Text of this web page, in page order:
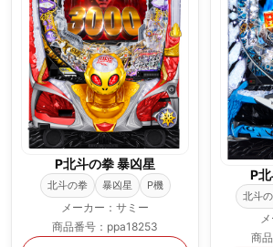
P北斗の拳 暴凶星
北斗の拳 暴凶星 P機
メーカー：サミー
商品番号：ppa18253
P
北斗
商